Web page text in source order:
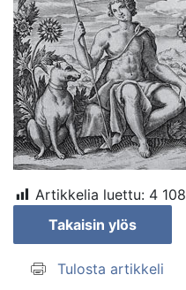
Artikkelia luettu: 4 108
Takaisin ylös
Tulosta artikkeli